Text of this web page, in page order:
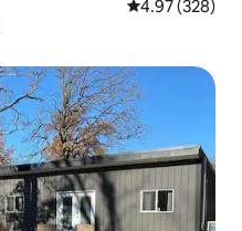
평점 4.97점(5
4.97 (328)